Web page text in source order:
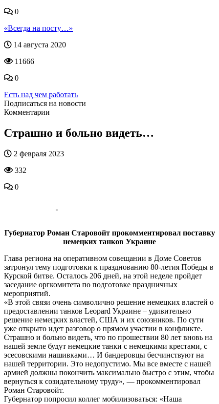
0
«Всегда на посту…»
14 августа 2020
11666
0
Есть над чем работать
Подписаться на новости
Комментарии
Страшно и больно видеть…
2 февраля 2023
332
0
Губернатор Роман Старовойт прокомментировал поставку
немецких танков Украине
Глава региона на оперативном совещании в Доме Советов
затронул тему подготовки к празднованию 80-летия Победы в
Курской битве. Осталось 206 дней, на этой неделе пройдет
заседание оргкомитета по подготовке праздничных
мероприятий.
«В этой связи очень символично решение немецких властей о
предоставлении танков Leopard Украине – удивительно
решение немецких властей, США и их союзников. По сути
уже открыто идет разговор о прямом участии в конфликте.
Страшно и больно видеть, что по прошествии 80 лет вновь на
нашей земле будут немецкие танки с немецкими крестами, с
эсесовскими нашивками… И бандеровцы бесчинствуют на
нашей территории. Это недопустимо. Мы все вместе с нашей
армией должны покончить максимально быстро с этим, чтобы
вернуться к созидательному труду», — прокомментировал
Роман Старовойт.
Губернатор попросил коллег мобилизоваться: «Наша